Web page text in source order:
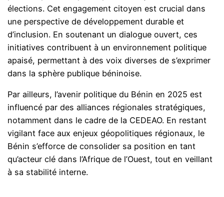
élections. Cet engagement citoyen est crucial dans
une perspective de développement durable et
d’inclusion. En soutenant un dialogue ouvert, ces
initiatives contribuent à un environnement politique
apaisé, permettant à des voix diverses de s’exprimer
dans la sphère publique béninoise.
Par ailleurs, l’avenir politique du Bénin en 2025 est
influencé par des alliances régionales stratégiques,
notamment dans le cadre de la CEDEAO. En restant
vigilant face aux enjeux géopolitiques régionaux, le
Bénin s’efforce de consolider sa position en tant
qu’acteur clé dans l’Afrique de l’Ouest, tout en veillant
à sa stabilité interne.